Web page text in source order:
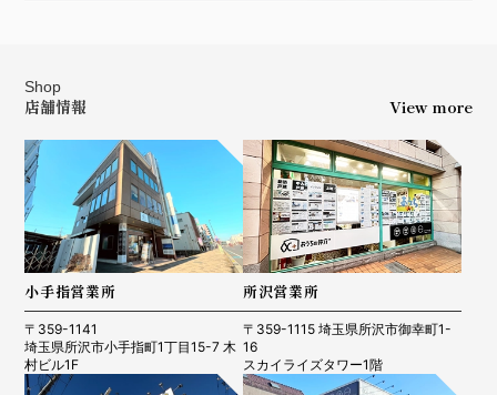
Shop
店舗情報 View more
小手指営業所
〒359-1141
埼玉県所沢市小手指町1丁目15-7 木
村ビル1F
所沢営業所
〒359-1115 埼玉県所沢市御幸町1-
16
スカイライズタワー1階